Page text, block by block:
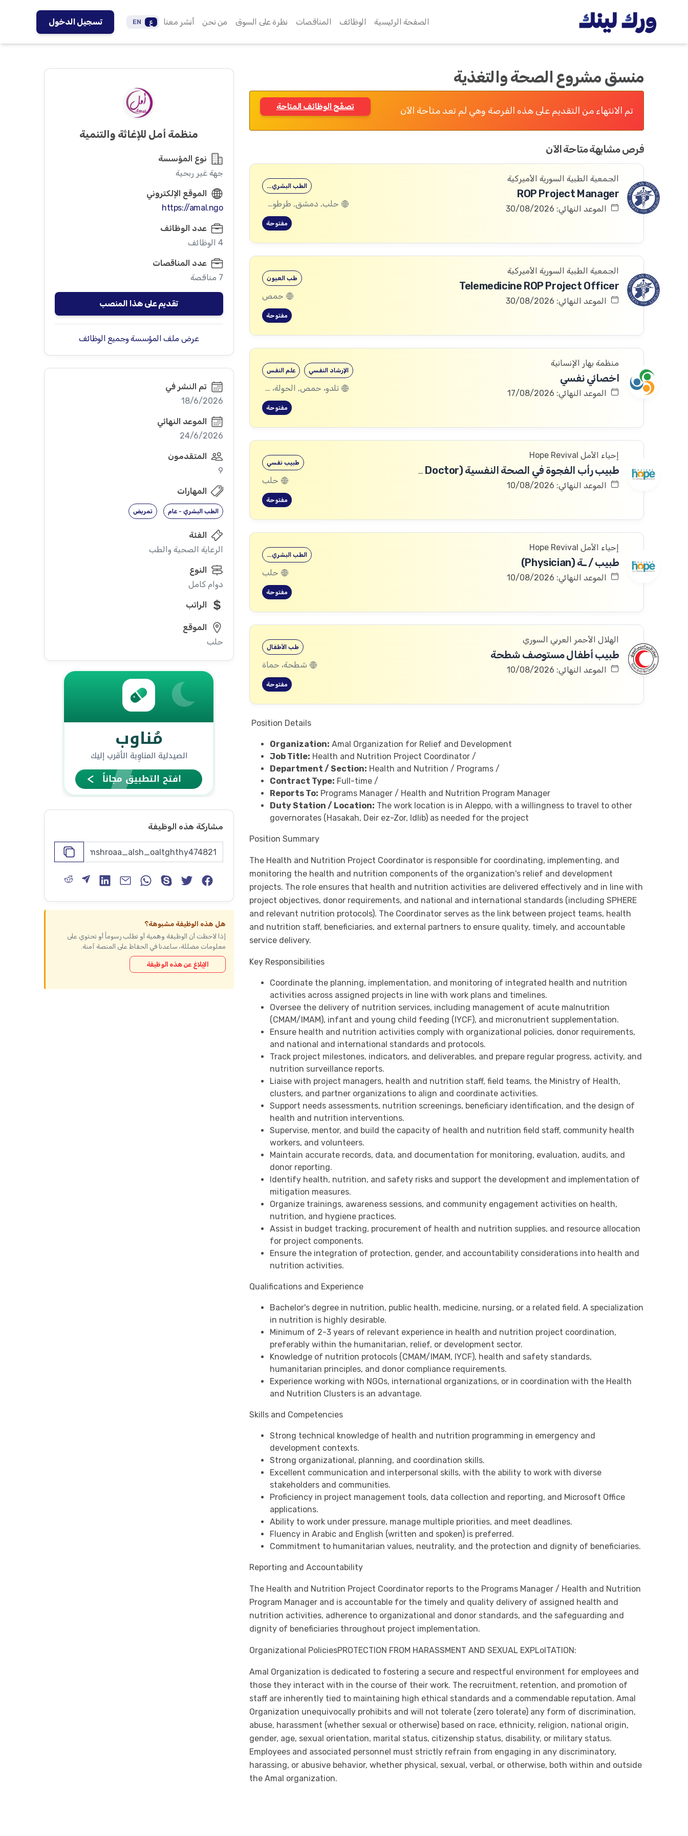
الصفحة الرئيسية الوظائف المناقصات نظرة على السوق من نحن أنشر معنا ع EN تسجيل الدخول
منسق مشروع الصحة والتغذية
تم الانتهاء من التقديم على هذه الفرصة وهي لم تعد متاحة الآن تصفّح الوظائف المتاحة
فرص مشابهة متاحة الآن
الجمعية الطبية السورية الأميركية
ROP Project Manager
الموعد النهائي: 30/08/2026
الطب البشري…
حلب, دمشق, طرطوس, ريف دمشق, ديرالزور, درعا, السويداء, إدلب, القنيطرة, اللاذقية, الرقة, حمص, الحسكة, حماة
مفتوحة
الجمعية الطبية السورية الأميركية
Telemedicine ROP Project Officer
الموعد النهائي: 30/08/2026
طب العيون
حمص
مفتوحة
منظمة بهار الإنسانية
اخصائي نفسي
الموعد النهائي: 17/08/2026
علم النفس الإرشاد النفسي
تلدو، حمص, الحولة، حمص
مفتوحة
إحياء الأمل Hope Revival
طبيب رأب الفجوة في الصحة النفسية (mhGAP Doctor)
الموعد النهائي: 10/08/2026
طبيب نفسي
حلب
مفتوحة
إحياء الأمل Hope Revival
طبيب / ـة (Physician)
الموعد النهائي: 10/08/2026
الطب البشري…
حلب
مفتوحة
الهلال الأحمر العربي السوري
طبيب أطفال مستوصف شطحة
الموعد النهائي: 10/08/2026
طب الأطفال
شطحة، حماة
مفتوحة
Position Details
Organization: Amal Organization for Relief and Development
Job Title: Health and Nutrition Project Coordinator /
Department / Section: Health and Nutrition / Programs /
Contract Type: Full-time /
Reports To: Programs Manager / Health and Nutrition Program Manager
Duty Station / Location: The work location is in Aleppo, with a willingness to travel to other
governorates (Hasakah, Deir ez-Zor, Idlib) as needed for the project
Position Summary
The Health and Nutrition Project Coordinator is responsible for coordinating, implementing, and
monitoring the health and nutrition components of the organization's relief and development
projects. The role ensures that health and nutrition activities are delivered effectively and in line with
project objectives, donor requirements, and national and international standards (including SPHERE
and relevant nutrition protocols). The Coordinator serves as the link between project teams, health
and nutrition staff, beneficiaries, and external partners to ensure quality, timely, and accountable
service delivery.
Key Responsibilities
Coordinate the planning, implementation, and monitoring of integrated health and nutrition
activities across assigned projects in line with work plans and timelines.
Oversee the delivery of nutrition services, including management of acute malnutrition
(CMAM/IMAM), infant and young child feeding (IYCF), and micronutrient supplementation.
Ensure health and nutrition activities comply with organizational policies, donor requirements,
and national and international standards and protocols.
Track project milestones, indicators, and deliverables, and prepare regular progress, activity, and
nutrition surveillance reports.
Liaise with project managers, health and nutrition staff, field teams, the Ministry of Health,
clusters, and partner organizations to align and coordinate activities.
Support needs assessments, nutrition screenings, beneficiary identification, and the design of
health and nutrition interventions.
Supervise, mentor, and build the capacity of health and nutrition field staff, community health
workers, and volunteers.
Maintain accurate records, data, and documentation for monitoring, evaluation, audits, and
donor reporting.
Identify health, nutrition, and safety risks and support the development and implementation of
mitigation measures.
Organize trainings, awareness sessions, and community engagement activities on health,
nutrition, and hygiene practices.
Assist in budget tracking, procurement of health and nutrition supplies, and resource allocation
for project components.
Ensure the integration of protection, gender, and accountability considerations into health and
nutrition activities.
Qualifications and Experience
Bachelor's degree in nutrition, public health, medicine, nursing, or a related field. A specialization
in nutrition is highly desirable.
Minimum of 2-3 years of relevant experience in health and nutrition project coordination,
preferably within the humanitarian, relief, or development sector.
Knowledge of nutrition protocols (CMAM/IMAM, IYCF), health and safety standards,
humanitarian principles, and donor compliance requirements.
Experience working with NGOs, international organizations, or in coordination with the Health
and Nutrition Clusters is an advantage.
Skills and Competencies
Strong technical knowledge of health and nutrition programming in emergency and
development contexts.
Strong organizational, planning, and coordination skills.
Excellent communication and interpersonal skills, with the ability to work with diverse
stakeholders and communities.
Proficiency in project management tools, data collection and reporting, and Microsoft Office
applications.
Ability to work under pressure, manage multiple priorities, and meet deadlines.
Fluency in Arabic and English (written and spoken) is preferred.
Commitment to humanitarian values, neutrality, and the protection and dignity of beneficiaries.
Reporting and Accountability
The Health and Nutrition Project Coordinator reports to the Programs Manager / Health and Nutrition
Program Manager and is accountable for the timely and quality delivery of assigned health and
nutrition activities, adherence to organizational and donor standards, and the safeguarding and
dignity of beneficiaries throughout project implementation.
Organizational PoliciesPROTECTION FROM HARASSMENT AND SEXUAL EXPLoITATION:
Amal Organization is dedicated to fostering a secure and respectful environment for employees and
those they interact with in the course of their work. The recruitment, retention, and promotion of
staff are inherently tied to maintaining high ethical standards and a commendable reputation. Amal
Organization unequivocally prohibits and will not tolerate (zero tolerate) any form of discrimination,
abuse, harassment (whether sexual or otherwise) based on race, ethnicity, religion, national origin,
gender, age, sexual orientation, marital status, citizenship status, disability, or military status.
Employees and associated personnel must strictly refrain from engaging in any discriminatory,
harassing, or abusive behavior, whether physical, sexual, verbal, or otherwise, both within and outside
the Amal organization.
منظمة أمل للإغاثة والتنمية
نوع المؤسسة
جهة غير ربحية
الموقع الإلكتروني
https://amal.ngo
عدد الوظائف
4 الوظائف
عدد المناقصات
7 مناقصة
تقديم على هذا المنصب
عرض ملف المؤسسة وجميع الوظائف
تم النشر في
18/6/2026
الموعد النهائي
24/6/2026
المتقدمون
9
المهارات
الطب البشري - عام تمريض
الفئة
الرعاية الصحية والطب
النوع
دوام كامل
الراتب
الموقع
حلب
مشاركة هذه الوظيفة
هل هذه الوظيفة مشبوهة؟
إذا لاحظت أن الوظيفة وهمية أو تطلب رسوماً أو تحتوي على
معلومات مضللة، ساعدنا في الحفاظ على المنصة آمنة.
الإبلاغ عن هذه الوظيفة